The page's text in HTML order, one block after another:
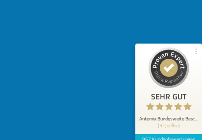
SEHR GUT
Anternia Bundesweite Best...
(3 Quellen)
ProvenExpert.com
Blick aufs ProvenExpert-Profil werfen
Anonym
Ich kann die Fa.. Anternia Jeden mit sehr
gutem Gewissen empfehlen. Alles ist perfekt
und reibungslos verlau...